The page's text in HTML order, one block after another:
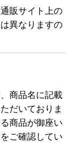
販サイト上の
異なりますの
商品名に記載
だいておりま
商品が御座い
ご確認してい